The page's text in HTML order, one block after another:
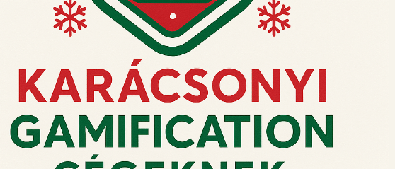
hagyja a rendelést az
pillanatra!
15. 23:59-ig fogadjuk Karácsonyi Videó Képeslap